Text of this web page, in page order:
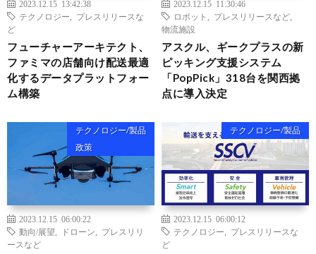
2023.12.15 13:42:38
テクノロジー
プレスリリースな
ど
フューチャーアーキテクト、
ファミマの店舗向け配送最適
化するデータプラットフォー
ム構築
2023.12.15 11:30:46
ロボット
プレスリリースなど
物流施設
アスクル、ギークプラスの新
ピッキング支援システム
「PopPick」318台を関西拠
点に導入決定
テクノロジー/製品
政策
2023.12.15 06:00:22
動向/展望
ドローン
プレスリリ
ースなど
テクノロジー/製品
2023.12.15 06:00:12
テクノロジー
プレスリリースな
ど